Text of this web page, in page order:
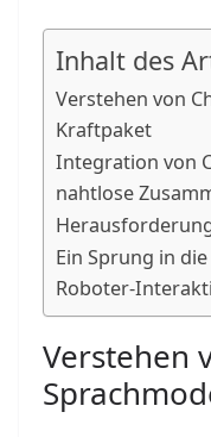
Inhalt des
Verstehen von
Kraftpaket
Integration von
nahtlose
Ein Sprung in
Roboter-
Verstehen